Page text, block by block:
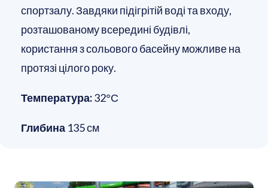
спортзалу. Завдяки підігрітій воді та входу,
розташованому всередині будівлі,
користання з сольового басейну можливе на
протязі цілого року.
Температура:32°С
Глибина 135 см